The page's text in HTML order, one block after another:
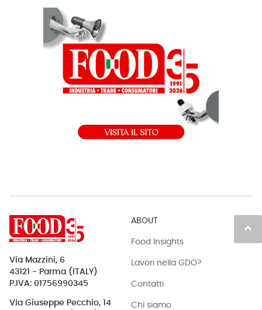
keyboard_arrow_up
Via Mazzini, 6
43121 - Parma (ITALY)
P.IVA: 01756990345
Via Giuseppe Pecchio, 14
ABOUT
Food Insights
Lavori nella GDO?
Contatti
Chi siamo